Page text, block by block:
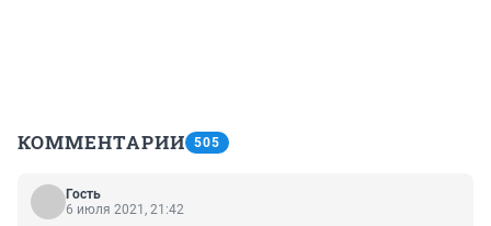
КОММЕНТАРИИ 505
Гость
6 июля 2021, 21:42